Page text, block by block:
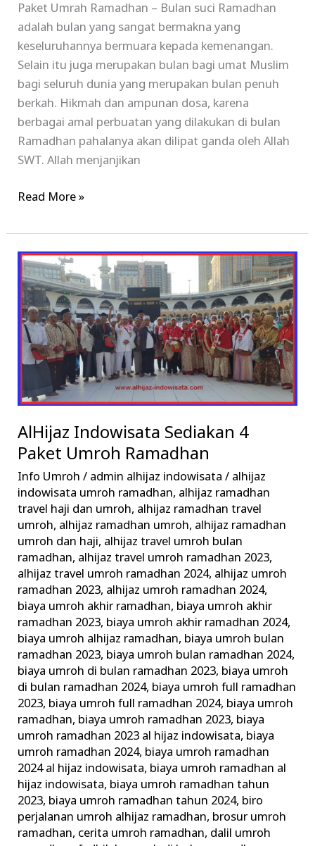
Paket Umrah Ramadhan – Bulan suci Ramadhan
adalah bulan yang sangat bermakna yang
keseluruhannya bermuara kepada kemenangan.
Selain itu juga merupakan bulan bagi umat Muslim
bagi seluruh dunia yang merupakan bulan penuh
berkah. Hikmah dan ampunan dosa, karena
berbagai amal perbuatan yang dilakukan di bulan
Ramadhan pahalanya akan dilipat ganda oleh Allah
SWT. Allah menjanjikan
Read More »
AlHijaz Indowisata Sediakan 4
Paket Umroh Ramadhan
Info Umroh / admin alhijaz indowisata/ alhijaz
indowisata umroh ramadhan, alhijaz ramadhan
travel haji dan umroh, alhijaz ramadhan travel
umroh, alhijaz ramadhan umroh, alhijaz ramadhan
umroh dan haji, alhijaz travel umroh bulan
ramadhan, alhijaz travel umroh ramadhan 2023,
alhijaz travel umroh ramadhan 2024, alhijaz umroh
ramadhan 2023, alhijaz umroh ramadhan 2024,
biaya umroh akhir ramadhan, biaya umroh akhir
ramadhan 2023, biaya umroh akhir ramadhan 2024,
biaya umroh alhijaz ramadhan, biaya umroh bulan
ramadhan 2023, biaya umroh bulan ramadhan 2024,
biaya umroh di bulan ramadhan 2023, biaya umroh
di bulan ramadhan 2024, biaya umroh full ramadhan
2023, biaya umroh full ramadhan 2024, biaya umroh
ramadhan, biaya umroh ramadhan 2023, biaya
umroh ramadhan 2023 al hijaz indowisata, biaya
umroh ramadhan 2024, biaya umroh ramadhan
2024 al hijaz indowisata, biaya umroh ramadhan al
hijaz indowisata, biaya umroh ramadhan tahun
2023, biaya umroh ramadhan tahun 2024, biro
perjalanan umroh alhijaz ramadhan, brosur umroh
ramadhan, cerita umroh ramadhan, dalil umroh
AlHijaz
Indowisata
Sediakan
4
Paket
Umroh
Ramadhan